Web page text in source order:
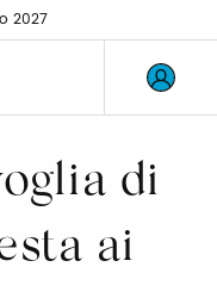
2027
di
ai